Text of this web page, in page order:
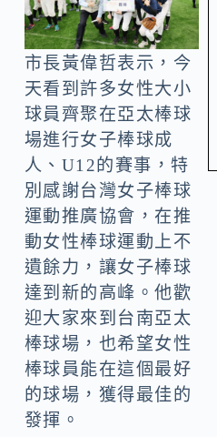
市長黃偉哲表示，今
天看到許多女性大小
球員齊聚在亞太棒球
場進行女子棒球成
人、U12的賽事，特
別感謝台灣女子棒球
運動推廣協會，在推
動女性棒球運動上不
遺餘力，讓女子棒球
達到新的高峰。他歡
迎大家來到台南亞太
棒球場，也希望女性
棒球員能在這個最好
的球場，獲得最佳的
發揮。